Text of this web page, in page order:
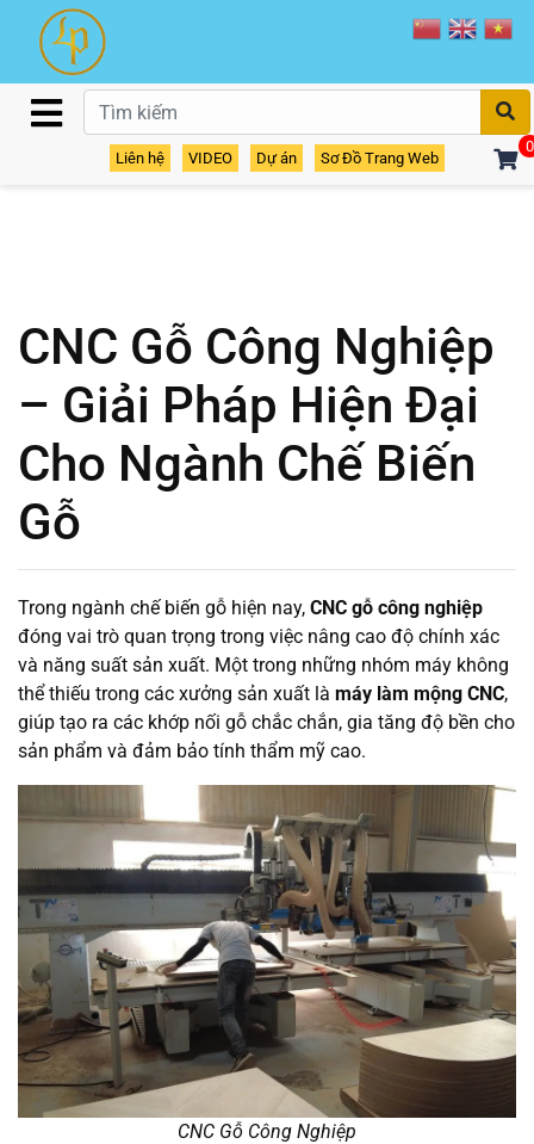
Liên hệ VIDEO Dự án Sơ Đồ Trang Web
0
CNC Gỗ Công Nghiệp
– Giải Pháp Hiện Đại
Cho Ngành Chế Biến
Gỗ
Trong ngành chế biến gỗ hiện nay, CNC gỗ công nghiệp
đóng vai trò quan trọng trong việc nâng cao độ chính xác
và năng suất sản xuất. Một trong những nhóm máy không
thể thiếu trong các xưởng sản xuất là máy làm mộng CNC,
giúp tạo ra các khớp nối gỗ chắc chắn, gia tăng độ bền cho
sản phẩm và đảm bảo tính thẩm mỹ cao.
CNC Gỗ Công Nghiệp